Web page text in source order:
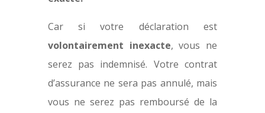
Car si votre déclaration est
volontairement inexacte, vous ne
serez pas indemnisé. Votre contrat
d’assurance ne sera pas annulé, mais
vous ne serez pas remboursé de la